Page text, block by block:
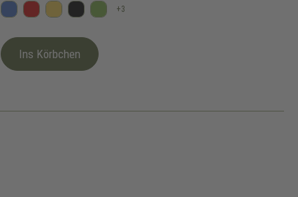
BlauRot GelbSchwarz
Kiwi
+3
Ins Körbchen